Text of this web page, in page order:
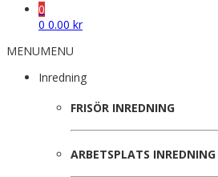
0
0 0.00 kr
MENUMENU
Inredning
FRISÖR INREDNING
ARBETSPLATS INREDNING